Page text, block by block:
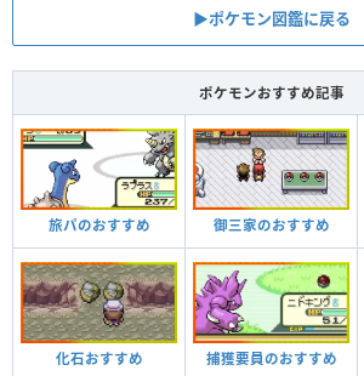
▶︎ポケモン図鑑に戻る
ポケモンおすすめ記事
旅パのおすすめ 御三家のおすすめ
化石おすすめ 捕獲要員のおすすめ